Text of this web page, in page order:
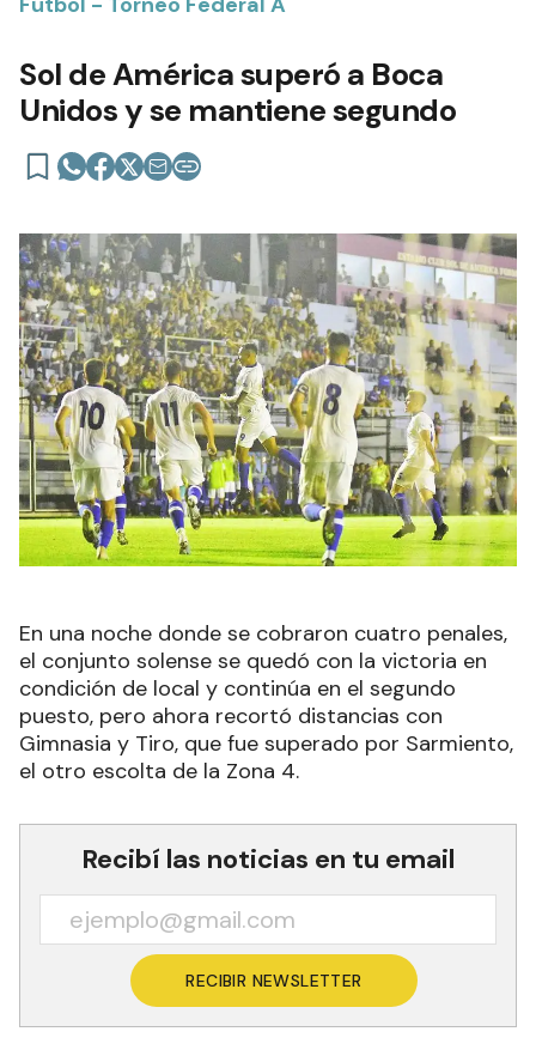
Sol de América superó a Boca
Unidos y se mantiene segundo
En una noche donde se cobraron cuatro penales,
el conjunto solense se quedó con la victoria en
condición de local y continúa en el segundo
puesto, pero ahora recortó distancias con
Gimnasia y Tiro, que fue superado por Sarmiento,
el otro escolta de la Zona 4.
Recibí las noticias en tu email
RECIBIR NEWSLETTER